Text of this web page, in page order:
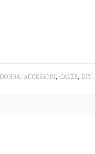
, ACCESSORI, CALZE, DIY,